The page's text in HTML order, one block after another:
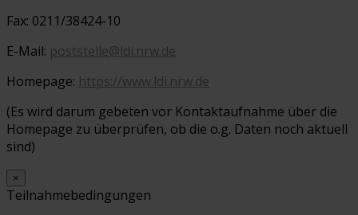
Fax: 0211/38424-10
E-Mail: poststelle@ldi.nrw.de
Homepage: https://www.ldi.nrw.de
(Es wird darum gebeten vor Kontaktaufnahme über die
Homepage zu überprüfen, ob die o.g. Daten noch aktuell
sind)
×
Teilnahmebedingungen